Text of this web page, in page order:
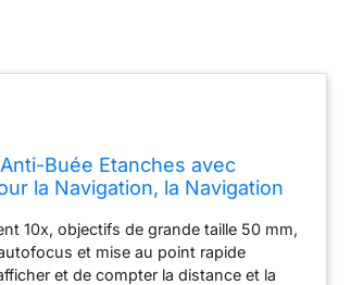
Buée Etanches avec
la Navigation, la Navigation
10x, objectifs de grande taille 50 mm,
et mise au point rapide
et de compter la distance et la